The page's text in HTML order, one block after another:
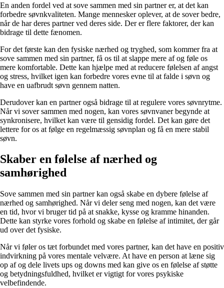
En anden fordel ved at sove sammen med sin partner er, at det kan
forbedre søvnkvaliteten. Mange mennesker oplever, at de sover bedre,
når de har deres partner ved deres side. Der er flere faktorer, der kan
bidrage til dette fænomen.
For det første kan den fysiske nærhed og tryghed, som kommer fra at
sove sammen med sin partner, få os til at slappe mere af og føle os
mere komfortable. Dette kan hjælpe med at reducere følelsen af angst
og stress, hvilket igen kan forbedre vores evne til at falde i søvn og
have en uafbrudt søvn gennem natten.
Derudover kan en partner også bidrage til at regulere vores søvnrytme.
Når vi sover sammen med nogen, kan vores søvnvaner begynde at
synkronisere, hvilket kan være til gensidig fordel. Det kan gøre det
lettere for os at følge en regelmæssig søvnplan og få en mere stabil
søvn.
Skaber en følelse af nærhed og
samhørighed
Sove sammen med sin partner kan også skabe en dybere følelse af
nærhed og samhørighed. Når vi deler seng med nogen, kan det være
en tid, hvor vi bruger tid på at snakke, kysse og kramme hinanden.
Dette kan styrke vores forhold og skabe en følelse af intimitet, der går
ud over det fysiske.
Når vi føler os tæt forbundet med vores partner, kan det have en positiv
indvirkning på vores mentale velvære. At have en person at læne sig
op af og dele livets ups og downs med kan give os en følelse af støtte
og betydningsfuldhed, hvilket er vigtigt for vores psykiske
velbefindende.